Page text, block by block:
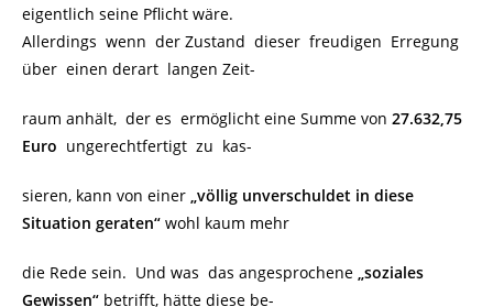
eigentlich seine Pflicht wäre.
Allerdings wenn der Zustand dieser freudigen Erregung
über einen derart langen Zeit-
raum anhält, der es ermöglicht eine Summe von 27.632,75
Euro ungerechtfertigt zu kas-
sieren, kann von einer „völlig unverschuldet in diese
Situation geraten“ wohl kaum mehr
die Rede sein. Und was das angesprochene „soziales
Gewissen“ betrifft, hätte diese be-